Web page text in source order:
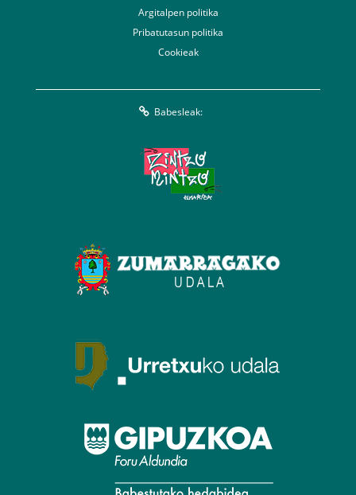
Argitalpen politika
Pribatutasun politika
Cookieak
Babesleak: